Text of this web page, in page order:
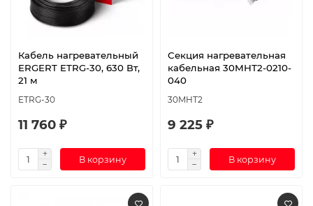
Кабель нагревательный
ERGERT ETRG-30, 630 Вт,
21 м
ETRG-30
11 760 ₽
В корзину
Секция нагревательная
кабельная 30МНТ2-0210-
040
30МНТ2
9 225 ₽
В корзину